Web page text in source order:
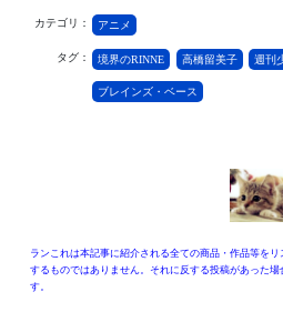
カテゴリ： アニメ
タグ： 境界のRINNE 高橋留美子 週刊
ブレインズ・ベース
ランこれは本記事に紹介される全ての商品・作品等を
するものではありません。それに反する投稿があった場
す。